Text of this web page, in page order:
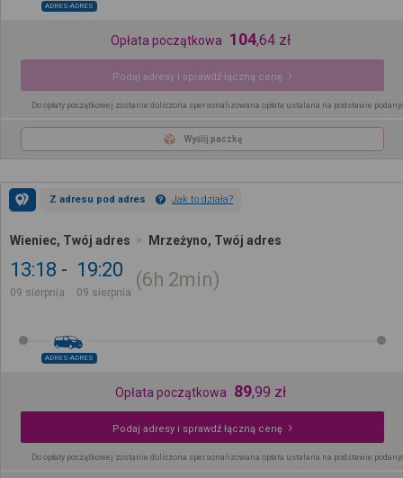
ADRES-ADRES
Opłata początkowa 104,64 zł
Podaj adresy i sprawdź łączną cenę
Do opłaty początkowej zostanie doliczona spersonalizowana opłata ustalana na podstawie
Wyślij paczkę
Z adresu pod adres Jak to działa?
Wieniec, Twój adres Mrzeżyno, Twój adres
13:18
09 sierpnia
19:20
09 sierpnia
6h 2min
ADRES-ADRES
Opłata początkowa 89,99 zł
Podaj adresy i sprawdź łączną cenę
Do opłaty początkowej zostanie doliczona spersonalizowana opłata ustalana na podstawie